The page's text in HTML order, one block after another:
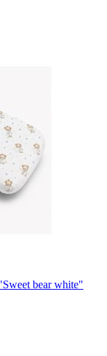
bear white"